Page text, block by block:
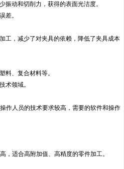
振动和切削力，获得的表面光洁度。
差。
工，减少了对夹具的依赖，降低了夹具成本
料、复合材料等。
术领域。
作人员的技术要求较高，需要的软件和操作
，适合高附加值、高精度的零件加工。